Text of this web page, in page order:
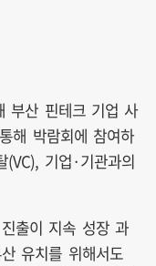
부산 핀테크 기업 사
해 박람회에 참여하
(VC), 기업·기관과의
출이 지속 성장 과
유치를 위해서도